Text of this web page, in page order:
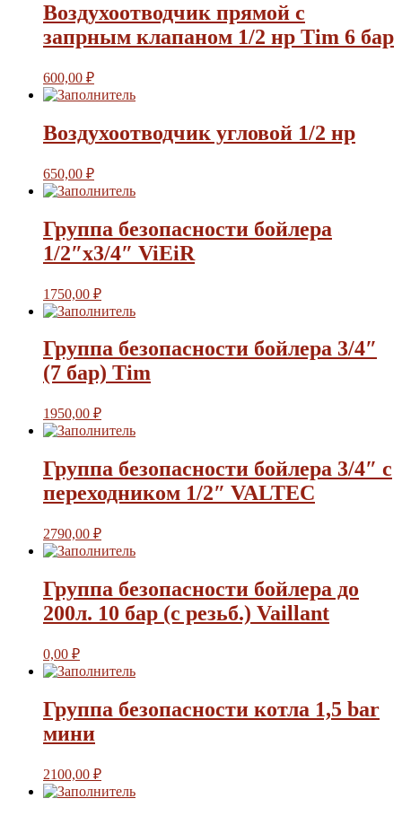
Воздухоотводчик прямой с
запрным клапаном 1/2 нр Tim 6 бар
600,00 ₽
Воздухоотводчик угловой 1/2 нр
650,00 ₽
Группа безопасности бойлера
1/2″х3/4″ ViEiR
1750,00 ₽
Группа безопасности бойлера 3/4″
(7 бар) Tim
1950,00 ₽
Группа безопасности бойлера 3/4″ с
переходником 1/2″ VALTEC
2790,00 ₽
Группа безопасности бойлера до
200л. 10 бар (с резьб.) Vaillant
0,00 ₽
Группа безопасности котла 1,5 bar
мини
2100,00 ₽